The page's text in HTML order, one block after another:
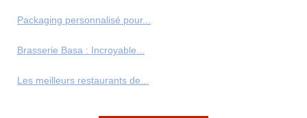
Packaging personnalisé pour...
Brasserie Basa : Incroyable...
Les meilleurs restaurants de...